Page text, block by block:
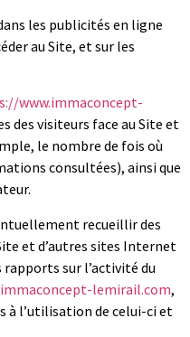
les publicités en ligne
au Site, et sur les
www.immaconcept-
des visiteurs face au Site et
le nombre de fois où
consultées), ainsi que
recueillir des
et d’autres sites Internet
sur l’activité du
lemirail.com,
à l’utilisation de celui-ci et